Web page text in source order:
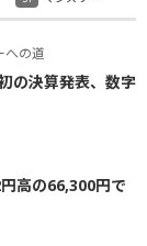
への道
の決算発表、数字
高の66,300円で